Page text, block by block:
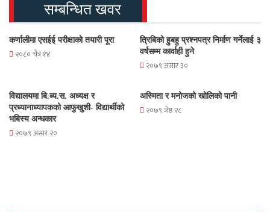
सम्बन्धित खवर
कर्णालीमा एसईई परीक्षाको तयारी पूरा
२०८० चैत्र १४
त्रिबिको हुबहु प्रश्नपत्र निर्माण गर्नेलाई ३
वर्षसम्म कार्वाही हुने
२०७९ असार ३०
विद्यालयमा बि.ब्य.स. अध्यक्ष र
प्रध्यानाध्यापकको आफुखुशी- विद्यार्थीको
भबिस्य अन्धकार
२०७९ असार २०
अस्मिता र मनोजको खोलिको पानी
२०७९ जेष्ठ २८